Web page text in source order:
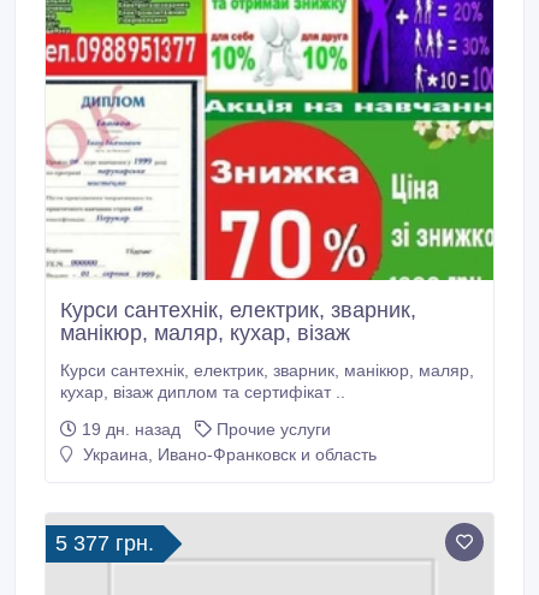
Курси сантехнік, електрик, зварник,
манікюр, маляр, кухар, візаж
Курси сантехнік, електрик, зварник, манікюр, маляр,
кухар, візаж диплом та сертифікат ..
19 дн. назад
Прочие услуги
Украина, Ивано-Франковск и область
5 377 грн.